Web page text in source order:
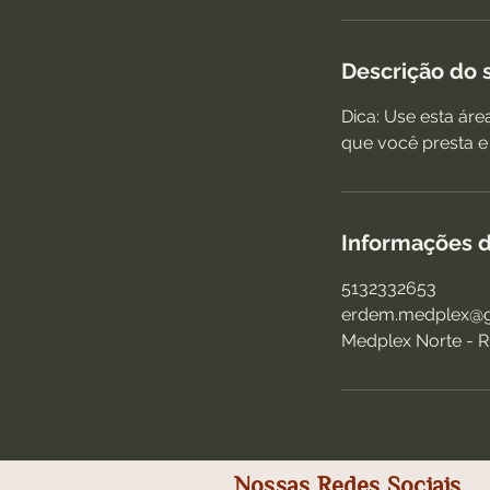
Descrição do
Dica: Use esta
que você presta
Informações
5132332653
Medplex Norte -